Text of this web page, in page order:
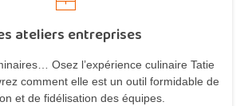
ateliers entreprises
Osez l’expérience culinaire Tatie
comment elle est un outil formidable de
et de fidélisation des équipes.